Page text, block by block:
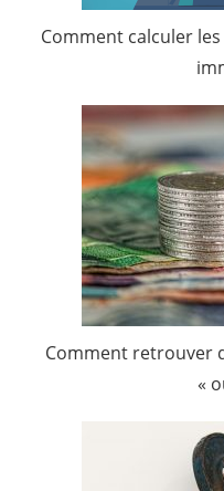
Comment calculer
Comment retrouver
«